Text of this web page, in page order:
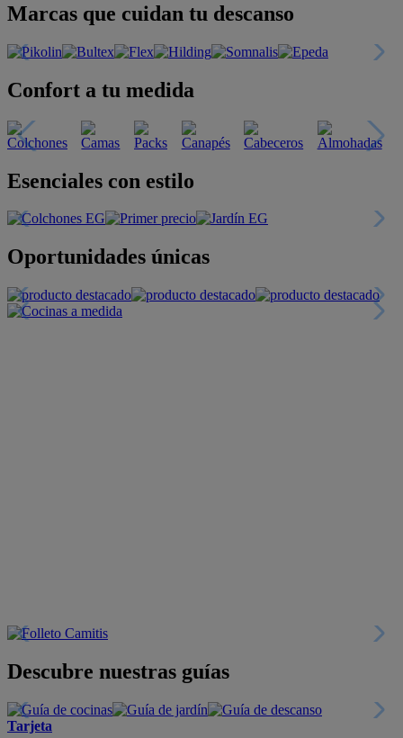
Marcas que cuidan tu descanso
Confort a tu medida
Esenciales con estilo
Oportunidades únicas
Descubre nuestras guías
Tarjeta